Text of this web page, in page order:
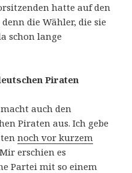
hatte auf den
die Wähler, die sie
schon lange
Piraten
auch den
Piraten aus. Ich gebe
noch vor kurzem
erschien es
Partei mit so einem